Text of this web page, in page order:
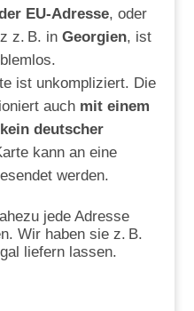
EU-Adresse, oder
z. B. in Georgien, ist
ist unkompliziert. Die
auch mit einem
kein deutscher
kann an eine
werden.
jede Adresse
Wir haben sie z. B.
liefern lassen.